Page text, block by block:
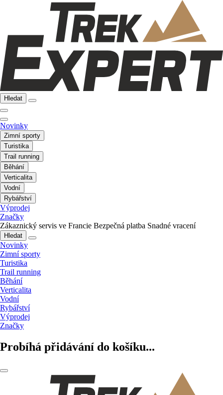
Hledat
Novinky
Zimní sporty
Turistika
Trail running
Běhání
Verticalita
Vodní
Rybářství
Výprodej
Značky
Zákaznický servis ve Francie Bezpečná platba Snadné vracení
Hledat
Novinky
Zimní sporty
Turistika
Trail running
Běhání
Verticalita
Vodní
Rybářství
Výprodej
Značky
Probíhá přidávání do košíku...